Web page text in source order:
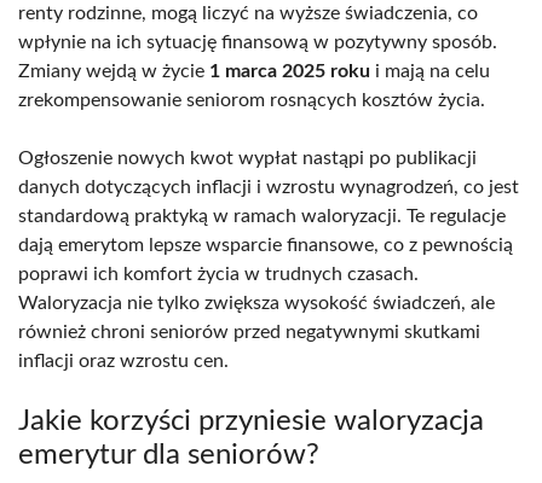
renty rodzinne, mogą liczyć na wyższe świadczenia, co
wpłynie na ich sytuację finansową w pozytywny sposób.
Zmiany wejdą w życie 1 marca 2025 roku i mają na celu
zrekompensowanie seniorom rosnących kosztów życia.
Ogłoszenie nowych kwot wypłat nastąpi po publikacji
danych dotyczących inflacji i wzrostu wynagrodzeń, co jest
standardową praktyką w ramach waloryzacji. Te regulacje
dają emerytom lepsze wsparcie finansowe, co z pewnością
poprawi ich komfort życia w trudnych czasach.
Waloryzacja nie tylko zwiększa wysokość świadczeń, ale
również chroni seniorów przed negatywnymi skutkami
inflacji oraz wzrostu cen.
Jakie korzyści przyniesie waloryzacja
emerytur dla seniorów?